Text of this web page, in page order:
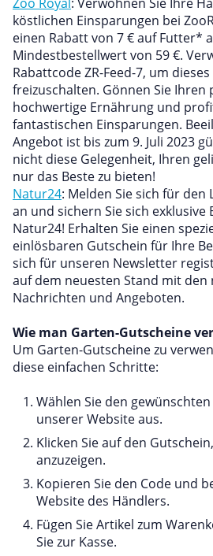
köstlichen Einsparungen bei
einen Rabatt von 7 € auf Futter*
Mindestbestellwert von 59 €.
Rabattcode ZR-Feed-7, um
freizuschalten. Gönnen Sie Ihren
hochwertige Ernährung und
fantastischen Einsparungen.
Angebot ist bis zum 9. Juli 2023
nicht diese Gelegenheit, Ihren
nur das Beste zu bieten!
Natur24: Melden Sie sich für
an und sichern Sie sich exklusive
Natur24! Erhalten Sie einen
einlösbaren Gutschein für Ihre
sich für unseren Newsletter
auf dem neuesten Stand mit den
Nachrichten und Angeboten.
Wie man Garten-Gutscheine
Um Garten-Gutscheine zu
diese einfachen Schritte:
Wählen Sie den
unserer Website aus.
Klicken Sie auf den
anzuzeigen.
Kopieren Sie den Code und
Website des Händlers.
Fügen Sie Artikel zum
Sie zur Kasse.